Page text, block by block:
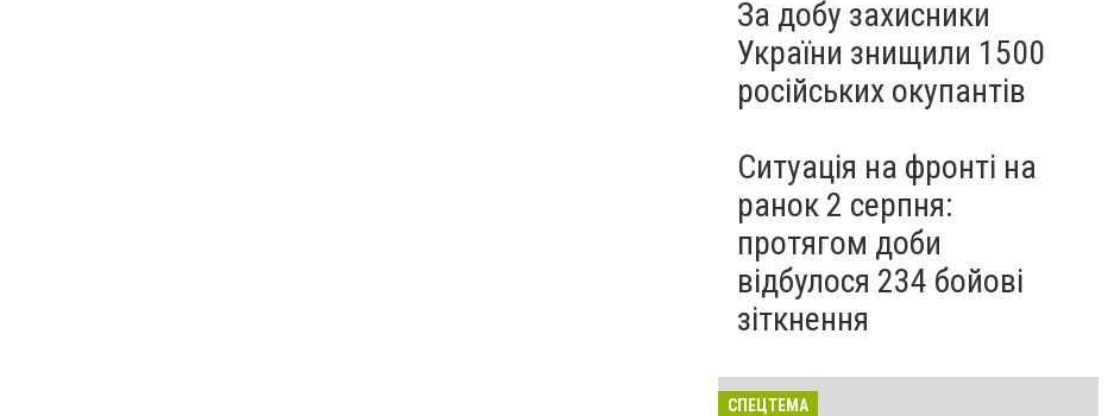
За добу захисники
України знищили 1500
російських окупантів
Ситуація на фронті на
ранок 2 серпня:
протягом доби
відбулося 234 бойові
зіткнення
СПЕЦТЕМА